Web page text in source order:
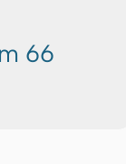
66